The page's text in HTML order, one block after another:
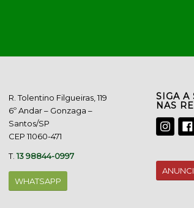
R. Tolentino Filgueiras, 119
6º Andar – Gonzaga –
Santos/SP
CEP 11060-471
T.13 98844-0997
WHATSAPP
SIGA A
NAS